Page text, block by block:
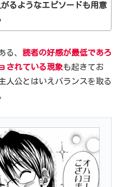
るようなエピソードも用意
る、 読者の好感が最低であろ
されている現象も起きてお
人公とはいえバランスを取る